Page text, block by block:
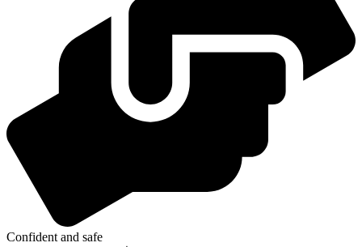
Confident and safe